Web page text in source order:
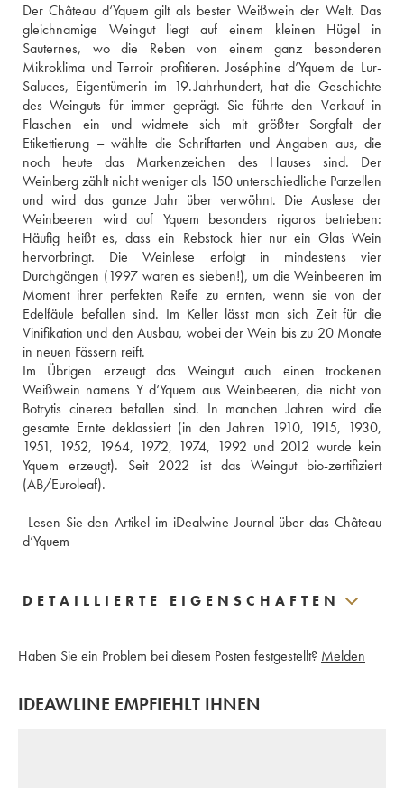
Der Château d‘Yquem gilt als bester Weißwein der Welt. Das
gleichnamige Weingut liegt auf einem kleinen Hügel in
Sauternes, wo die Reben von einem ganz besonderen
Mikroklima und Terroir profitieren. Joséphine d’Yquem de Lur-
Saluces, Eigentümerin im 19. Jahrhundert, hat die Geschichte
des Weinguts für immer geprägt. Sie führte den Verkauf in
Flaschen ein und widmete sich mit größter Sorgfalt der
Etikettierung – wählte die Schriftarten und Angaben aus, die
noch heute das Markenzeichen des Hauses sind. Der
Weinberg zählt nicht weniger als 150 unterschiedliche Parzellen
und wird das ganze Jahr über verwöhnt. Die Auslese der
Weinbeeren wird auf Yquem besonders rigoros betrieben:
Häufig heißt es, dass ein Rebstock hier nur ein Glas Wein
hervorbringt. Die Weinlese erfolgt in mindestens vier
Durchgängen (1997 waren es sieben!), um die Weinbeeren im
Moment ihrer perfekten Reife zu ernten, wenn sie von der
Edelfäule befallen sind. Im Keller lässt man sich Zeit für die
Vinifikation und den Ausbau, wobei der Wein bis zu 20 Monate
in neuen Fässern reift.
Im Übrigen erzeugt das Weingut auch einen trockenen
Weißwein namens Y d‘Yquem aus Weinbeeren, die nicht von
Botrytis cinerea befallen sind. In manchen Jahren wird die
gesamte Ernte deklassiert (in den Jahren 1910, 1915, 1930,
1951, 1952, 1964, 1972, 1974, 1992 und 2012 wurde kein
Yquem erzeugt). Seit 2022 ist das Weingut bio-zertifiziert
(AB/Euroleaf).
Lesen Sie den Artikel im iDealwine-Journal über das Château
d’Yquem
DETAILLIERTE EIGENSCHAFTEN
Haben Sie ein Problem bei diesem Posten festgestellt? Melden
IDEAWLINE EMPFIEHLT IHNEN